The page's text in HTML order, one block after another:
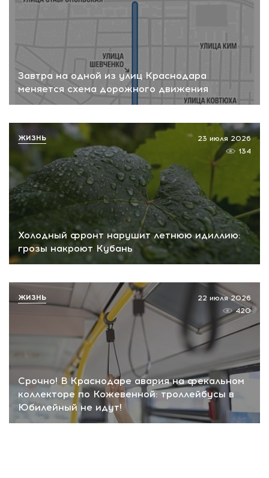
Завтра на одной из улиц Краснодара
меняется схема дорожного движения
Холодный фронт нарушит летнюю идиллию:
грозы накроют Кубань
23 июля 2026
134
ЖИЗНЬ
Срочно! В Краснодаре авария на фекальном
коллекторе по Кожевенной: троллейбусы в
Юбилейный не идут!
22 июля 2026
420
ЖИЗНЬ